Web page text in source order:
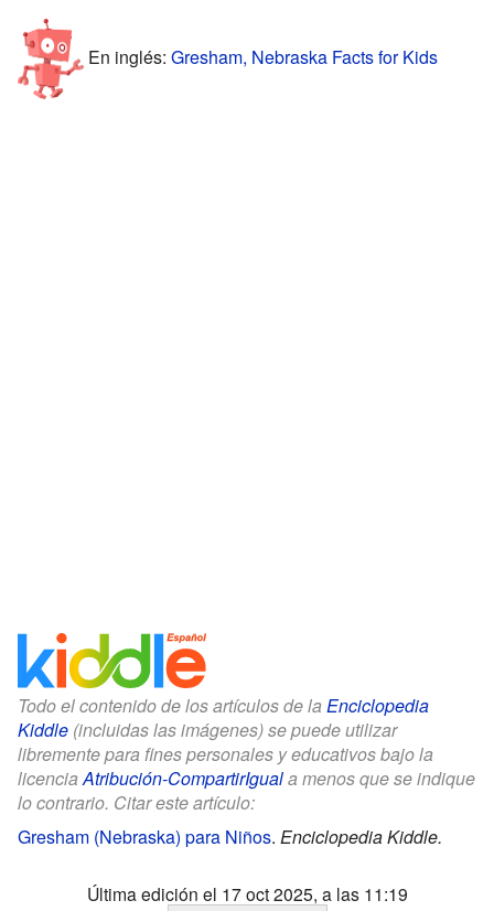
En inglés: Gresham, Nebraska Facts for Kids
Todo el contenido de los artículos de la Enciclopedia
Kiddle (incluidas las imágenes) se puede utilizar
libremente para fines personales y educativos bajo la
licenciaAtribución-CompartirIguala menos que se indique
lo contrario. Citar este artículo:
Gresham (Nebraska) para Niños. Enciclopedia Kiddle.
Última edición el 17 oct 2025, a las 11:19